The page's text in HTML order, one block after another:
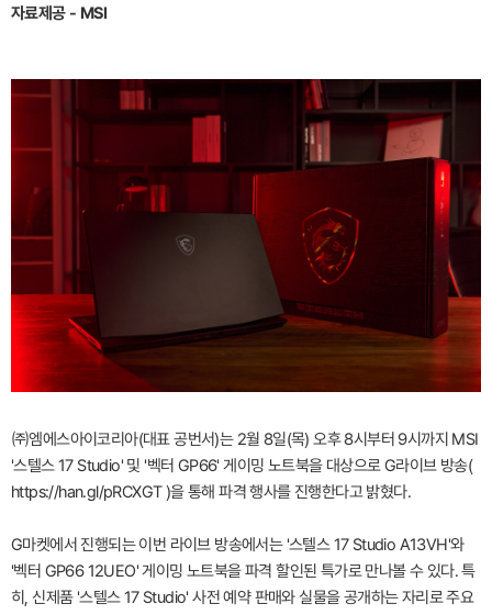
자료제공 - MSI
㈜엠에스아이코리아(대표 공번서)는 2월 8일(목) 오후 8시부터 9시까지 MSI
'스텔스 17 Studio' 및 '벡터 GP66' 게이밍 노트북을 대상으로 G라이브 방송(
https://han.gl/pRCXGT )을 통해 파격 행사를 진행한다고 밝혔다.
G마켓에서 진행되는 이번 라이브 방송에서는 '스텔스 17 Studio A13VH'와
'벡터 GP66 12UEO' 게이밍 노트북을 파격 할인된 특가로 만나볼 수 있다. 특
히, 신제품 '스텔스 17 Studio' 사전 예약 판매와 실물을 공개하는 자리로 주요